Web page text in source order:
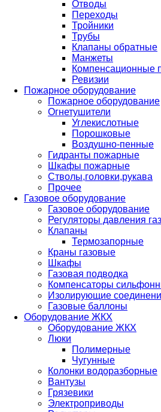
Отводы
Переходы
Тройники
Трубы
Клапаны обратные
Манжеты
Компенсационные
Ревизии
Пожарное оборудование
Пожарное оборудование
Огнетушители
Углекислотные
Порошковые
Воздушно-пенные
Гидранты пожарные
Шкафы пожарные
Стволы,головки,рукава
Прочее
Газовое оборудование
Газовое оборудование
Регуляторы давления
Клапаны
Термозапорные
Краны газовые
Шкафы
Газовая подводка
Компенсаторы
Изолирующие
Газовые баллоны
Оборудование ЖКХ
Оборудование ЖКХ
Люки
Полимерные
Чугунные
Колонки водоразборные
Вантузы
Грязевики
Электроприводы